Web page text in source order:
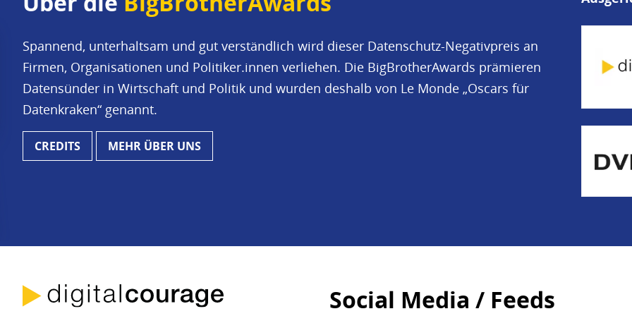
Spannend, unterhaltsam und gut verständlich wird dieser Datenschutz-Negativpreis an
Firmen, Organisationen und Politiker.innen verliehen. Die BigBrotherAwards prämieren
Datensünder in Wirtschaft und Politik und wurden deshalb von Le Monde „Oscars für
Datenkraken“ genannt.
CREDITS MEHR ÜBER UNS
Social Media / Feeds